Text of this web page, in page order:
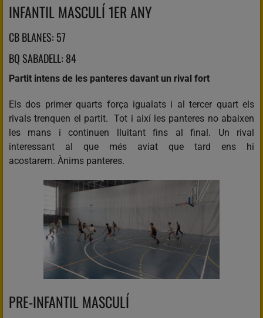
INFANTIL MASCULÍ 1ER ANY
CB BLANES: 57
BQ SABADELL: 84
Partit intens de les panteres davant un rival fort
Els dos primer quarts força igualats i al tercer quart els
rivals trenquen el partit. Tot i així les panteres no abaixen
les mans i continuen lluitant fins al final. Un rival
interessant al que més aviat que tard ens hi
acostarem. Ànims panteres.
PRE-INFANTIL MASCULÍ